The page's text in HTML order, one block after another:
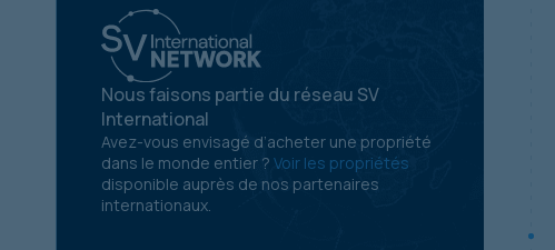
Nous faisons partie du réseau SV
International
Avez-vous envisagé d’acheter une propriété
dans le monde entier ? Voir les propriétés
disponible auprès de nos partenaires
internationaux.